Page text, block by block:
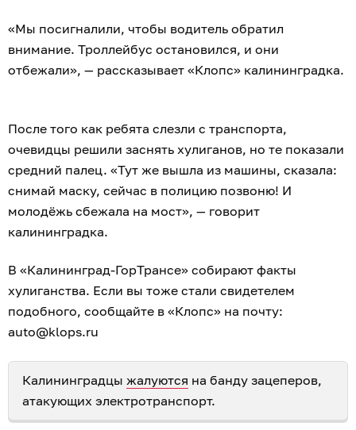
«Мы посигналили, чтобы водитель обратил
внимание. Троллейбус остановился, и они
отбежали», — рассказывает «Клопс» калининградка.
После того как ребята слезли с транспорта,
очевидцы решили заснять хулиганов, но те показали
средний палец. «Тут же вышла из машины, сказала:
снимай маску, сейчас в полицию позвоню! И
молодёжь сбежала на мост», — говорит
калининградка.
В «Калининград-ГорТрансе» собирают факты
хулиганства. Если вы тоже стали свидетелем
подобного, сообщайте в «Клопс» на почту:
auto@klops.ru
Калининградцы жалуются на банду зацеперов,
атакующих электротранспорт.